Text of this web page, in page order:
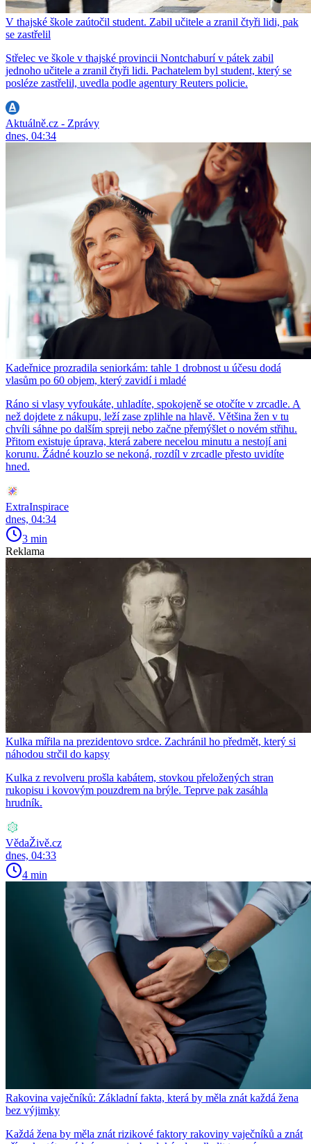
V thajské škole zaútočil student. Zabil učitele a zranil čtyři lidi, pak
se zastřelil
Střelec ve škole v thajské provincii Nontchaburí v pátek zabil
jednoho učitele a zranil čtyři lidi. Pachatelem byl student, který se
posléze zastřelil, uvedla podle agentury Reuters policie.
Aktuálně.cz - Zprávy
dnes, 04:34
Kadeřnice prozradila seniorkám: tahle 1 drobnost u účesu dodá
vlasům po 60 objem, který zavidí i mladé
Ráno si vlasy vyfoukáte, uhladíte, spokojeně se otočíte v zrcadle. A
než dojdete z nákupu, leží zase zplihle na hlavě. Většina žen v tu
chvíli sáhne po dalším spreji nebo začne přemýšlet o novém střihu.
Přitom existuje úprava, která zabere necelou minutu a nestojí ani
korunu. Žádné kouzlo se nekoná, rozdíl v zrcadle přesto uvidíte
hned.
ExtraInspirace
dnes, 04:34
3 min
Reklama
Kulka mířila na prezidentovo srdce. Zachránil ho předmět, který si
náhodou strčil do kapsy
Kulka z revolveru prošla kabátem, stovkou přeložených stran
rukopisu i kovovým pouzdrem na brýle. Teprve pak zasáhla
hrudník.
VědaŽivě.cz
dnes, 04:33
4 min
Rakovina vaječníků: Základní fakta, která by měla znát každá žena
bez výjimky
Každá žena by měla znát rizikové faktory rakoviny vaječníků a znát